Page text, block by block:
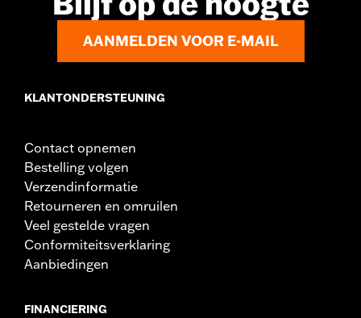
AANMELDEN VOOR E-MAIL
KLANTONDERSTEUNING
Contact opnemen
Bestelling volgen
Verzendinformatie
Retourneren en omruilen
Veel gestelde vragen
Conformiteitsverklaring
Aanbiedingen
FINANCIERING